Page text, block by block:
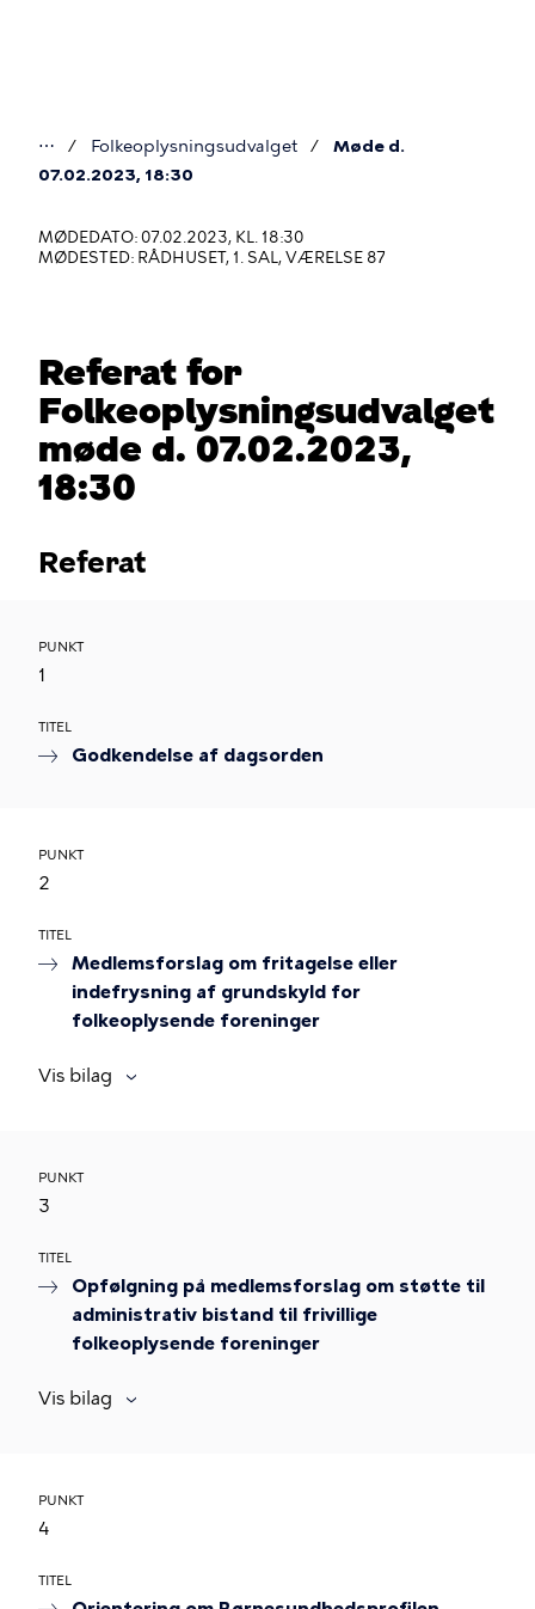
Du
her
⋯ Folkeoplysningsudvalget
Møde d.
07.02.2023, 18:30
MØDEDATO: 07.02.2023, KL. 18:30
MØDESTED: RÅDHUSET, 1. SAL, VÆRELSE 87
Referat for
Folkeoplysningsudvalget
møde d. 07.02.2023,
18:30
Referat
PUNKT
1
TITEL
Godkendelse af dagsorden
PUNKT
2
TITEL
Medlemsforslag om fritagelse eller
indefrysning af grundskyld for
folkeoplysende foreninger
Vis bilag
PUNKT
3
TITEL
Opfølgning på medlemsforslag om støtte til
administrativ bistand til frivillige
folkeoplysende foreninger
Vis bilag
PUNKT
4
TITEL